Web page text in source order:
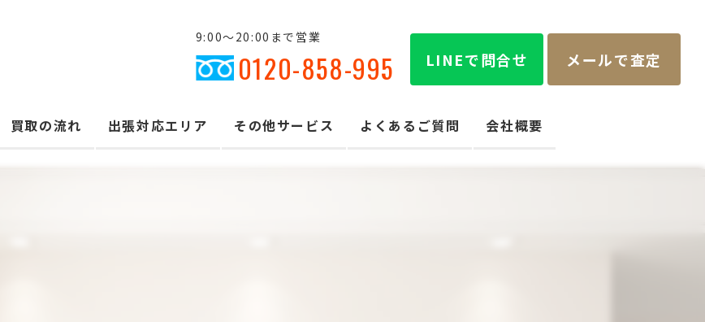
9:00～20:00まで営業
0120-858-995 LINEで問合せ メールで査定
買取の流れ 出張対応エリア その他サービス よくあるご質問 会社概要